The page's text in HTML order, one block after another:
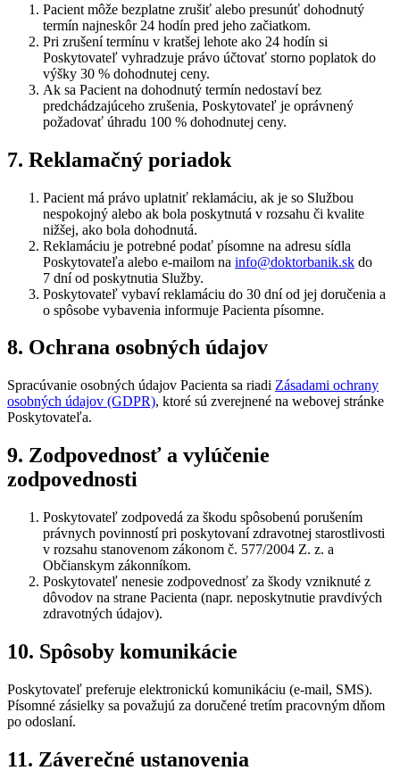
Pacient môže bezplatne zrušiť alebo presunúť dohodnutý
termín najneskôr 24 hodín pred jeho začiatkom.
Pri zrušení termínu v kratšej lehote ako 24 hodín si
Poskytovateľ vyhradzuje právo účtovať storno poplatok do
výšky 30 % dohodnutej ceny.
Ak sa Pacient na dohodnutý termín nedostaví bez
predchádzajúceho zrušenia, Poskytovateľ je oprávnený
požadovať úhradu 100 % dohodnutej ceny.
7. Reklamačný poriadok
Pacient má právo uplatniť reklamáciu, ak je so Službou
nespokojný alebo ak bola poskytnutá v rozsahu či kvalite
nižšej, ako bola dohodnutá.
Reklamáciu je potrebné podať písomne na adresu sídla
Poskytovateľa alebo e‑mailom na info@doktorbanik.sk do
7 dní od poskytnutia Služby.
Poskytovateľ vybaví reklamáciu do 30 dní od jej doručenia a
o spôsobe vybavenia informuje Pacienta písomne.
8. Ochrana osobných údajov
Spracúvanie osobných údajov Pacienta sa riadi Zásadami ochrany
osobných údajov (GDPR), ktoré sú zverejnené na webovej stránke
Poskytovateľa.
9. Zodpovednosť a vylúčenie
zodpovednosti
Poskytovateľ zodpovedá za škodu spôsobenú porušením
právnych povinností pri poskytovaní zdravotnej starostlivosti
v rozsahu stanovenom zákonom č. 577/2004 Z. z. a
Občianskym zákonníkom.
Poskytovateľ nenesie zodpovednosť za škody vzniknuté z
dôvodov na strane Pacienta (napr. neposkytnutie pravdivých
zdravotných údajov).
10. Spôsoby komunikácie
Poskytovateľ preferuje elektronickú komunikáciu (e‑mail, SMS).
Písomné zásielky sa považujú za doručené tretím pracovným dňom
po odoslaní.
11. Záverečné ustanovenia